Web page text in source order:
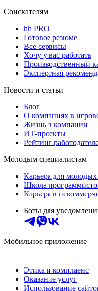
Соискателям
hh PRO
Готовое резюме
Все сервисы
Хочу у вас работать
Производственный
Экспертная
Новости и статьи
Блог
О компаниях в
Жизнь в компании
ИТ-проекты
Рейтинг
Молодым специалистам
Карьера для молодых
Школа
Карьера в
Боты для
Мобильное приложение
Этика и комплаенс
Оказание услуг
Использование